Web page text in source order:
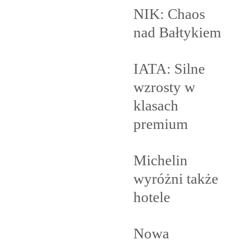
NIK: Chaos
nad Bałtykiem
IATA: Silne
wzrosty w
klasach
premium
Michelin
wyróżni także
hotele
Nowa